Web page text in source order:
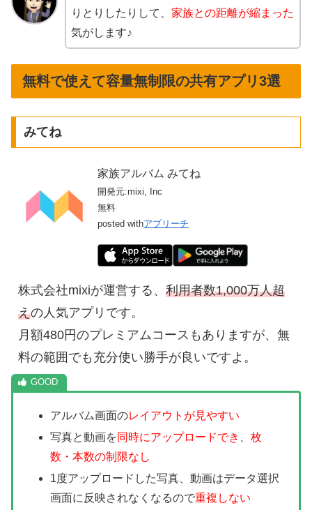
りとりしたりして、 家族との距離が縮まった
気がします♪
無料で使えて容量無制限の共有アプリ3選
みてね
家族アルバム みてね
開発元:mixi, Inc
無料
posted withアプリーチ
株式会社mixiが運営する、 利用者数1,000万人超
えの人気アプリです。
月額480円のプレミアムコースもありますが、無
料の範囲でも充分使い勝手が良いですよ。
アルバム画面のレイアウトが見やすい
写真と動画を同時にアップロードでき 、枚
数・本数の制限なし
1度アップロードした写真、動画はデータ選択
画面に反映されなくなるので重複しない